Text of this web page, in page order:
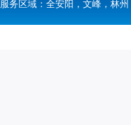
服务区域：全安阳，文峰，林